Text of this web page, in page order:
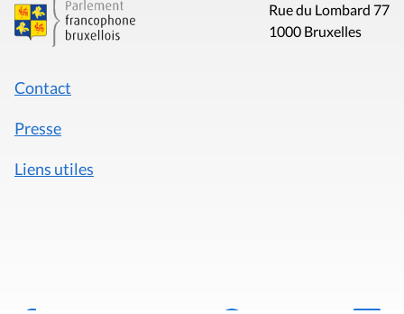
Rue du Lombard 77
1000 Bruxelles
Contact
Presse
Liens utiles